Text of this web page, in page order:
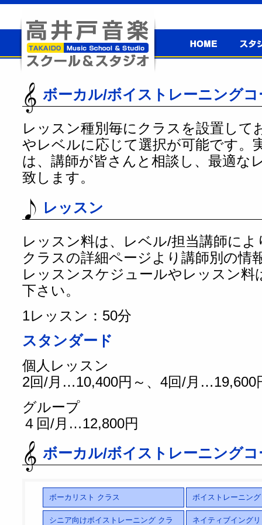
高井戸音楽スクール＆スタジオ
スタジオ
ボーカル/ボイストレーニングコ
レッスン種別毎にクラスを設置して
やレベルに応じて選択が可能です。
は、講師が皆さんと相談し、最適な
致します。
レッスン
レッスン料は、レベル/担当講師に
クラスの詳細ページより講師別の情
レッスンスケジュールやレッスン料
下さい。
1レッスン：50分
スタンダード
個人レッスン
2回/月…10,400円～、4回/月…19,600
グループ
４回/月…12,800円
ボーカル/ボイストレーニング
ボーカリスト クラス ボイストレーニン
シニア向けボイストレーニング クラ
ネイティブイング